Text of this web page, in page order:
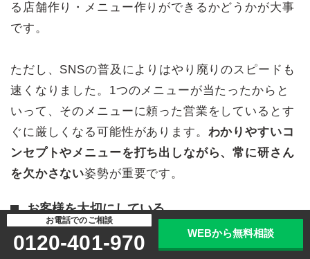
る店舗作り・メニュー作りができるかどうかが大事
です。
ただし、SNSの普及によりはやり廃りのスピードも
速くなりました。1つのメニューが当たったからと
いって、そのメニューに頼った営業をしているとす
ぐに厳しくなる可能性があります。 わかりやすいコ
ンセプトやメニューを打ち出しながら、常に研さん
を欠かさない姿勢が重要です。
お客様を大切にしている
飲食店を廃業せず続けていくには、顧客を大切にす
お電話でのご相談
0120-401-970 WEBから無料相談